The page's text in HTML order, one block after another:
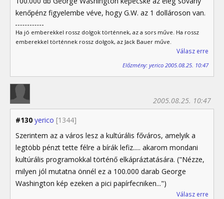
kenőpénz figyelembe véve, hogy G.W. az 1 dollároson van.
Ha jó emberekkel rossz dolgok történnek, az a sors műve. Ha rossz
emberekkel történnek rossz dolgok, az Jack Bauer műve.
Válasz erre
Előzmény: yerico 2005.08.25. 10:47
#130 yerico [1344]
2005.08.25. 10:47
Szerintem az a város lesz a kultúrális főváros, amelyik a
legtöbb pénzt tette félre a bírák lefiz..... akarom mondani
kultúrális programokkal történő elkápráztatására. ("Nézze,
milyen jól mutatna önnél ez a 100.000 darab George
Washington kép ezeken a pici papírfecniken...")
Válasz erre